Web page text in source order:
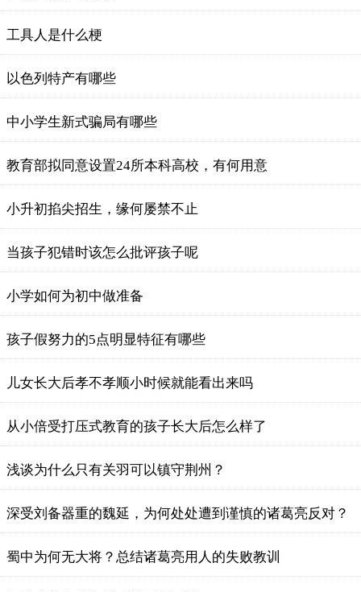
工具人是什么梗
以色列特产有哪些
中小学生新式骗局有哪些
教育部拟同意设置24所本科高校，有何用意
小升初掐尖招生，缘何屡禁不止
当孩子犯错时该怎么批评孩子呢
小学如何为初中做准备
孩子假努力的5点明显特征有哪些
儿女长大后孝不孝顺小时候就能看出来吗
从小倍受打压式教育的孩子长大后怎么样了
浅谈为什么只有关羽可以镇守荆州？
深受刘备器重的魏延，为何处处遭到谨慎的诸葛亮反对？
蜀中为何无大将？总结诸葛亮用人的失败教训